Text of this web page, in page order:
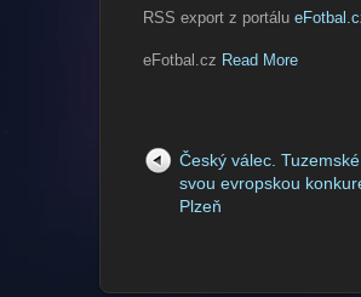
RSS export z portálu
eFotbal.cz Read More
Český válec.
svou evropskou
Plzeň